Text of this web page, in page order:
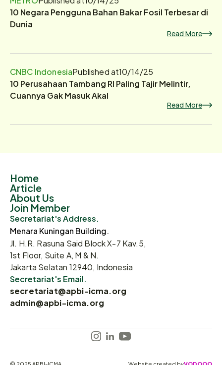
10 Negara Pengguna Bahan Bakar Fosil Terbesar di
Dunia
Read More
CNBC IndonesiaPublished at10/14/25
10 Perusahaan Tambang RI Paling Tajir Melintir,
Cuannya Gak Masuk Akal
Read More
Home
Article
About Us
Join Member
Secretariat's Address.
Menara Kuningan Building.
Jl. H.R. Rasuna Said Block X-7 Kav.5,
1st Floor, Suite A, M & N.
Jakarta Selatan 12940, Indonesia
Secretariat's Email.
secretariat@apbi-icma.org
admin@apbi-icma.org